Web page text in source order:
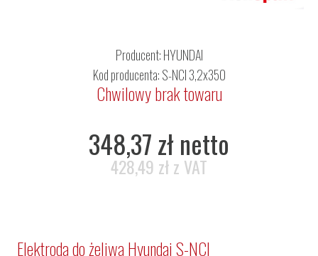
Producent:HYUNDAI
Kod producenta: S-NCI 3,2x350
Chwilowy brak towaru
348,37 zł netto
428,49 zł z VAT
Elektroda do żeliwa Hyundai S-NCI